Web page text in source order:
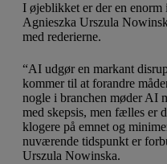
I øjeblikket er der en
Agnieszka Urszula
med rederierne.
“AI udgør en markant
kommer til at forandre
nogle i branchen møder AI
med skepsis, men fælles er
klogere på emnet og
nuværende tidspunkt er
Urszula Nowinska.